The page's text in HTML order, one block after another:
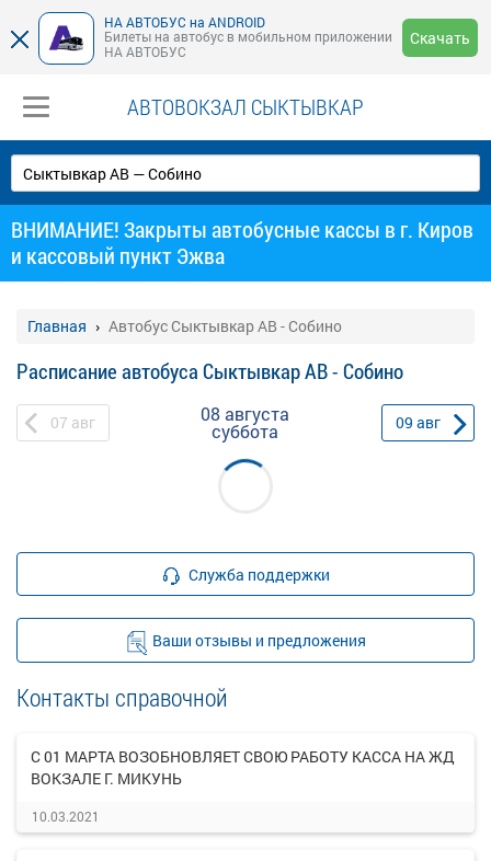
НА АВТОБУС на ANDROID
Билеты на автобус в мобильном приложении
НА АВТОБУС
Скачать
АВТОВОКЗАЛ СЫКТЫВКАР
ВНИМАНИЕ! Закрыты автобусные кассы в г. Киров
и кассовый пункт Эжва
Главная Автобус Сыктывкар АВ - Собино
Расписание автобуса Сыктывкар АВ - Собино
07 авг 08 августа
суббота 09 авг
Служба поддержки
Ваши отзывы и предложения
Контакты справочной
С 01 МАРТА ВОЗОБНОВЛЯЕТ СВОЮ РАБОТУ КАССА НА ЖД
ВОКЗАЛЕ Г. МИКУНЬ
10.03.2021